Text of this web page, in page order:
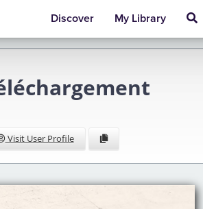
Discover My Library
Visit User Profile